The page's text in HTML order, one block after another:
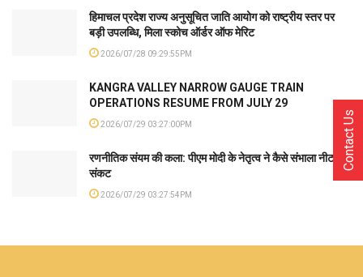
हिमाचल प्रदेश राज्य अनुसूचित जाति आयोग को राष्ट्रीय स्तर पर
बड़ी उपलब्धि, मिला स्कोच ऑर्डर ऑफ मेरिट
2026/07/28 09:29:55PM
KANGRA VALLEY NARROW GAUGE TRAIN
OPERATIONS RESUME FROM JULY 29
2026/07/29 03:27:00PM
रणनीतिक संयम की कला: पीएम मोदी के नेतृत्व ने कैसे संभाला नीट
संकट
2026/07/29 03:27:54PM
Contact Us